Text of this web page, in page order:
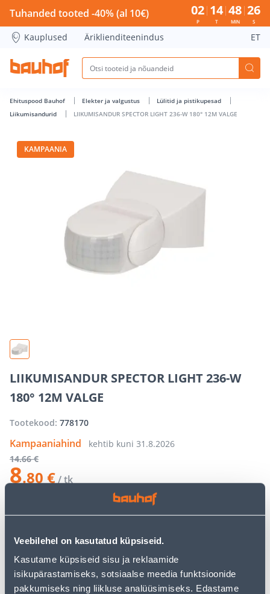
Veebilehel on kasutatud küpsiseid.
Kasutame küpsiseid sisu ja reklaamide
isikupärastamiseks, sotsiaalse meedia funktsioonide
pakkumiseks ning liikluse analüüsimiseks. Edastame
LIIKUMISANDUR SPECTOR LIGHT 236-W 180° 12M VALGE -
Tuhanded tooted -40% (al 10€) 02
P
14
T
48
MIN
26
S
Kauplused Äriklienditeenindus ET
Ehituspood Bauhof Elekter ja valgustus
Lülitid ja pistikupesad
Liikumisandurid
LIIKUMISANDUR SPECTOR LIGHT 236-W 180° 12M VALGE
KAMPAANIA
LIIKUMISANDUR SPECTOR LIGHT 236-W
180° 12M VALGE
Tootekood: 778170
Kampaaniahind kehtib kuni 31.8.2026
14.66 €
8.80 €/ tk
− + LISA OSTUKORVI
Vaata saadavust